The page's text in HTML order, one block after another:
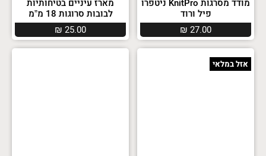
מודד מסרגות KnitPro ניטפרו
פיל ורוד
₪ 27.00
מארז עיניים בטיחותיות
לבובות סרוגות 18 מ”מ
₪ 25.00
אזל במלאי